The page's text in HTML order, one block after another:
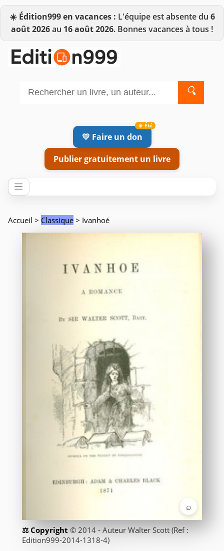
☀️ Édition999 en vacances : L'équipe est absente du 6
août 2026au 16 août 2026. Bonnes vacances à tous !
🔍
💛 Faire un don
Publier gratuitement un livre
Accueil > Classique > Ivanhoé
⌕
© 2014 - Auteur Walter Scott (Ref :
Edition999-2014-1318-4)